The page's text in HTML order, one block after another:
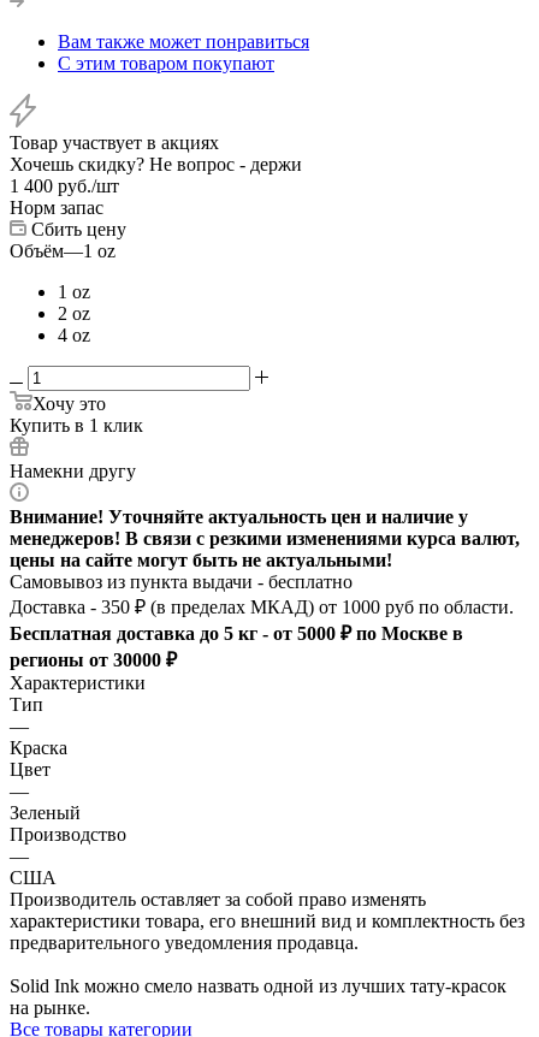
Вам также может понравиться
С этим товаром покупают
Товар участвует в акциях
Хочешь скидку? Не вопрос - держи
1 400 руб./шт
Норм запас
Сбить цену
Объём—1 oz
1 oz
2 oz
4 oz
Хочу это
Купить в 1 клик
Намекни другу
Внимание! Уточняйте актуальность цен и наличие у
менеджеров! В связи с резкими изменениями курса валют,
цены на сайте могут быть не актуальными!
Самовывоз из пункта выдачи - бесплатно
Доставка - 350 ₽ (в пределах МКАД) от 1000 руб по области.
Бесплатная доставка до 5 кг - от 5000 ₽ по Москве в
регионы от 30000 ₽
Характеристики
Тип
—
Краска
Цвет
—
Зеленый
Производство
—
США
Производитель оставляет за собой право изменять
характеристики товара, его внешний вид и комплектность без
предварительного уведомления продавца.
Solid Ink можно смело назвать одной из лучших тату-красок
на рынке.
Все товары категории